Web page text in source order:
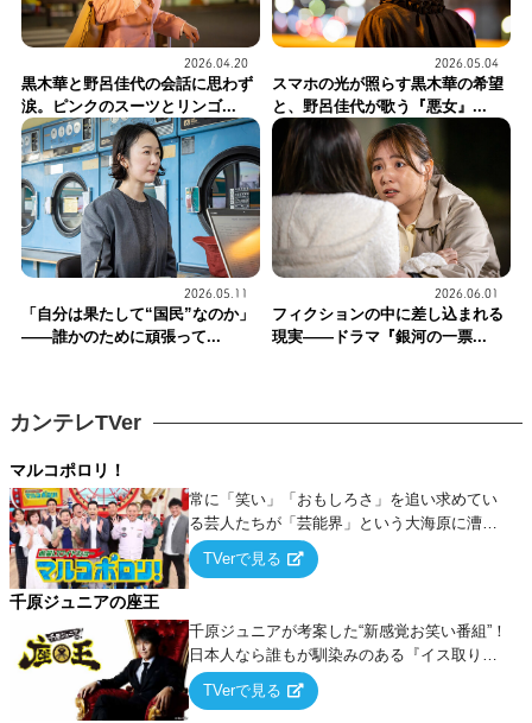
2026.04.20
黒木華と野呂佳代の会話に思わず
涙。ピンクのスーツとリンゴ...
2026.05.04
スマホの光が照らす黒木華の希望
と、野呂佳代が歌う『悪女』...
2026.05.11
「自分は果たして“国民”なのか」
——誰かのために頑張って...
2026.06.01
フィクションの中に差し込まれる
現実——ドラマ『銀河の一票...
カンテレTVer
マルコポロリ！
常に「笑い」「おもしろさ」を追い求めてい
る芸人たちが「芸能界」という大海原に漕ぎ
出でて、新たなオモシロ人間を発掘する！
TVerで見る
千原ジュニアの座王
千原ジュニアが考案した“新感覚お笑い番組”！
日本人なら誰もが馴染みのある『イス取りゲ
ーム』をベースに、大喜利・ギャグ・モノボ
ケ・歌…など様々なお題で芸人がショートネ
TVerで見る